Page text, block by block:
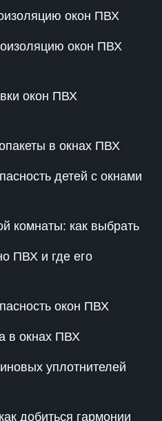
окон ПВХ
окон ПВХ
окон ПВХ
в окнах ПВХ
детей с окнами
комнаты: как выбрать
ПВХ и где его
окон ПВХ
в окнах ПВХ
уплотнителей
добиться гармонии